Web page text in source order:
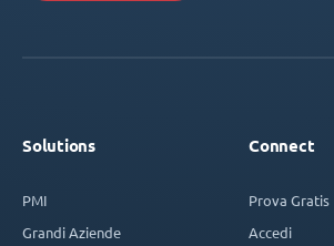
Solutions
PMI
Grandi Aziende
Connect
Prova Gratis
Accedi